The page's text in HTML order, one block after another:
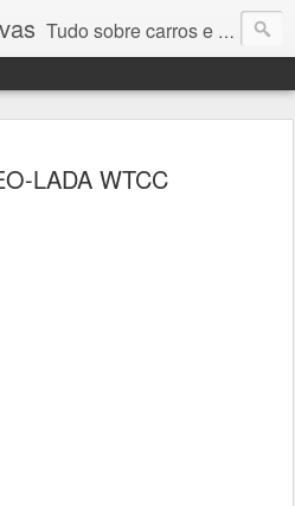
Tudo sobre carros e motores
LADA WTCC